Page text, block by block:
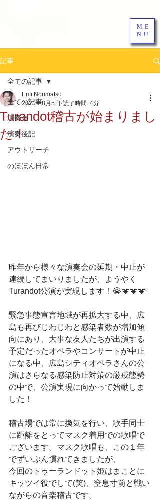
ME
NU
記事
全ての記事
演奏会
演奏後記
アウトリーチ
のほほん日常
全ての記事
Turandot稽古が始まりまし
た！
Emi Norimatsu
2021年8月5日 読了時間: 4分
昨年から様々な演奏会の延期・中止が
連続してまいりましたが、ようやく
Turandot公演が実現します！😭💗💗💗
緊急事態宣言地域が再拡大する中、広
島も再びじわじわと感染者数が増加傾
向にあり、大事な友人たちが出演する
予定だったオペラやコンサートが中止
になる中、広島シティオペラさんの公
演はさらなる感染防止対策の厳戒態勢
の中で、公演実現に向かって始動しま
した！
稽古場では常に換気を行い、歌手同士
に距離をとってマスク着用での歌唱で
ございます。マスク歌唱も、この１年
でずいぶん慣れてきましたが、
今回のトゥーランドット姫はまことに
キッツイ役でして(笑)、窒息寸前と戦い
ながらの音楽稽古です。